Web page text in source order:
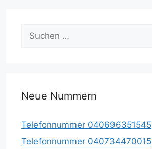
nach:
Neue Nummern
Telefonnummer 040696351545
Telefonnummer 040734470015